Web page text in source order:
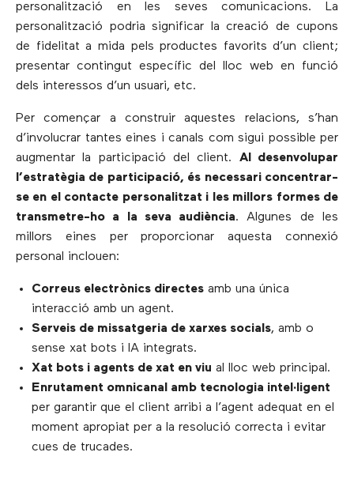
personalització en les seves comunicacions. La
personalització podria significar la creació de cupons
de fidelitat a mida pels productes favorits d’un client;
presentar contingut específic del lloc web en funció
dels interessos d’un usuari, etc.
Per començar a construir aquestes relacions, s’han
d’involucrar tantes eines i canals com sigui possible per
augmentar la participació del client. Al desenvolupar
l’estratègia de participació, és necessari concentrar-
se en el contacte personalitzat i les millors formes de
transmetre-ho a la seva audiència. Algunes de les
millors eines per proporcionar aquesta connexió
personal inclouen:
Correus electrònics directes amb una única
interacció amb un agent.
Serveis de missatgeria de xarxes socials, amb o
sense xat bots i IA integrats.
Xat bots i agents de xat en viu al lloc web principal.
Enrutament omnicanal amb tecnologia intel·ligent
per garantir que el client arribi a l’agent adequat en el
moment apropiat per a la resolució correcta i evitar
cues de trucades.